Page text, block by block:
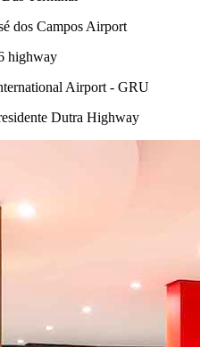
dos Campos Airport
highway
Airport - GRU
Dutra Highway